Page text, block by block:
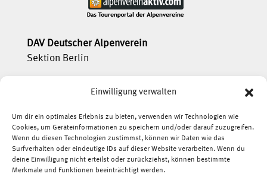
Einwilligung verwalten
Um dir ein optimales Erlebnis zu bieten, verwenden wir Technologien wie
Cookies, um Geräteinformationen zu speichern und/oder darauf zuzugreifen.
Wenn du diesen Technologien zustimmst, können wir Daten wie das
Surfverhalten oder eindeutige IDs auf dieser Website verarbeiten. Wenn du
deine Einwilligung nicht erteilst oder zurückziehst, können bestimmte
Merkmale und Funktionen beeinträchtigt werden.
DAV Deutscher Alpenverein
Sektion Berlin
+49(0)30 21 30 92 600
Partner: